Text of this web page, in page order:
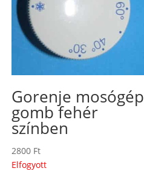
Gorenje mosógép
gomb fehér
színben
2800 Ft
Elfogyott